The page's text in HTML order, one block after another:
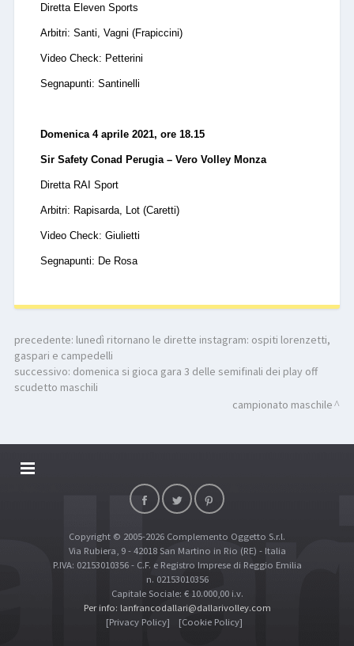
Diretta Eleven Sports
Arbitri: Santi, Vagni (Frapiccini)
Video Check: Petterini
Segnapunti: Santinelli
Domenica 4 aprile 2021, ore 18.15
Sir Safety Conad Perugia – Vero Volley Monza
Diretta RAI Sport
Arbitri: Rapisarda, Lot (Caretti)
Video Check: Giulietti
Segnapunti: De Rosa
precedente: lunedì ritornano le dirette instagram: ospiti lorenzetti,
gaspari e campedelli
successivo: domenica si gioca gara 3 delle semifinali dei play off
scudetto maschili
campionato maschile
DALLARIVOLLEY SOSTIENE
TOP RICERCHE
SITE MAP
Copyright © 2005-2026 Complemento Oggetto S.r.l.
Via Rubiera, 9 - 42018 San Martino in Rio (RE) - Italia
P.IVA: 02153010356 - C.F. e Registro Imprese di Reggio Emilia
n. 02153010356
Capitale Sociale: € 10.000,00 i.v.
Per info: lanfrancodallari@dallarivolley.com
[Privacy Policy]
[Cookie Policy]